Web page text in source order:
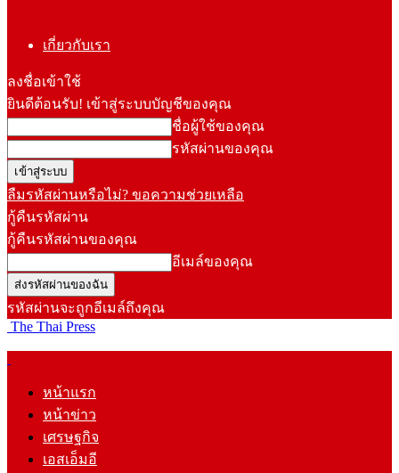
เกี่ยวกับเรา
ลงชื่อเข้าใช้
ยินดีต้อนรับ! เข้าสู่ระบบบัญชีของคุณ
ชื่อผู้ใช้ของคุณ
รหัสผ่านของคุณ
ลืมรหัสผ่านหรือไม่? ขอความช่วยเหลือ
กู้คืนรหัสผ่าน
กู้คืนรหัสผ่านของคุณ
อีเมล์ของคุณ
รหัสผ่านจะถูกอีเมล์ถึงคุณ
The Thai Press
หน้าแรก
หน้าข่าว
เศรษฐกิจ
เอสเอ็มอี